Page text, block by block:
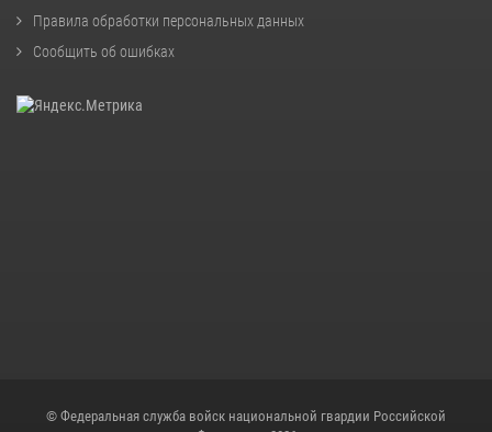
Правила обработки персональных данных
Сообщить об ошибках
© Федеральная служба войск национальной гвардии Российской